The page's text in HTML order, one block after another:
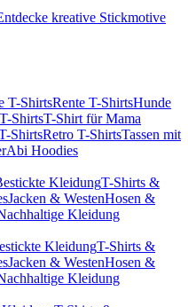
kreative Stickmotive
T-ShirtsRente T-ShirtsHunde
ShirtsT-Shirt für Mama
ShirtsRetro T-ShirtsTassen mit
Abi Hoodies
KleidungT-Shirts &
Jacken & WestenHosen &
Kleidung
KleidungT-Shirts &
Jacken & WestenHosen &
Kleidung